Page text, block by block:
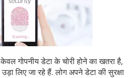
गोपनीय डेटा के चोरी होने का खतरा है,
लिए जा रहे हैं. लोग अपने डेटा की सुरक्षा